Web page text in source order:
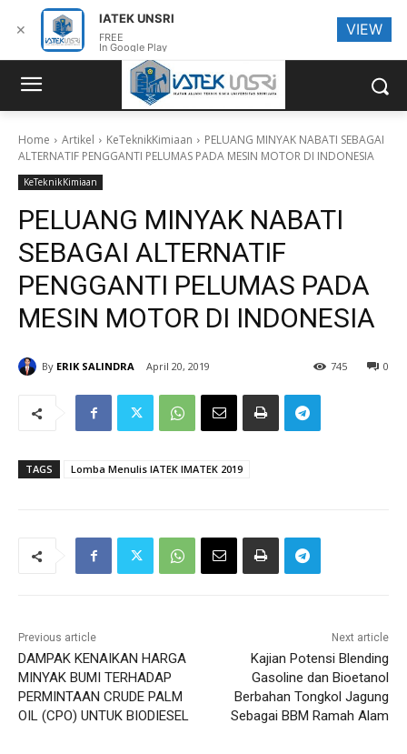
Home Artikel KeTeknikKimiaan
PELUANG MINYAK NABATI SEBAGAI
ALTERNATIF PENGGANTI PELUMAS PADA MESIN MOTOR DI INDONESIA
KeTeknikKimiaan
PELUANG MINYAK NABATI
SEBAGAI ALTERNATIF
PENGGANTI PELUMAS PADA
MESIN MOTOR DI INDONESIA
By ERIK SALINDRA April 20, 2019 0
745
TAGS Lomba Menulis IATEK IMATEK 2019
Previous article
DAMPAK KENAIKAN HARGA
MINYAK BUMI TERHADAP
PERMINTAAN CRUDE PALM
OIL (CPO) UNTUK BIODIESEL
Next article
Kajian Potensi Blending
Gasoline dan Bioetanol
Berbahan Tongkol Jagung
Sebagai BBM Ramah Alam
✕
IATEK UNSRI
FREE
In Google Play
VIEW